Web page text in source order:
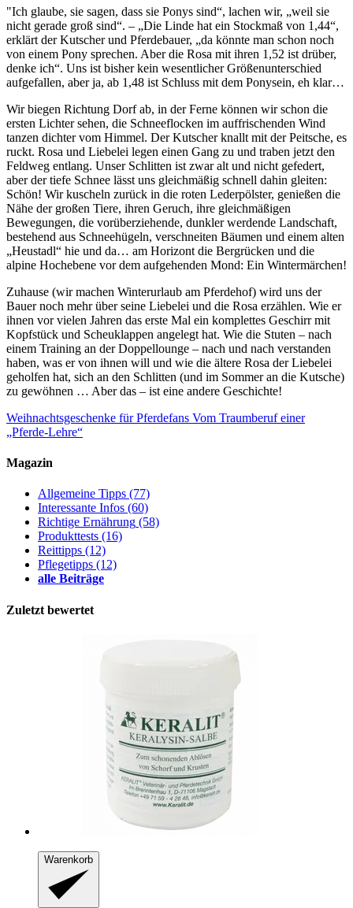
"Ich glaube, sie sagen, dass sie Ponys sind“, lachen wir, „weil sie
nicht gerade groß sind“. – „Die Linde hat ein Stockmaß von 1,44“,
erklärt der Kutscher und Pferdebauer, „da könnte man schon noch
von einem Pony sprechen. Aber die Rosa mit ihren 1,52 ist drüber,
denke ich“. Uns ist bisher kein wesentlicher Größenunterschied
aufgefallen, aber ja, ab 1,48 ist Schluss mit dem Ponysein, eh klar…
Wir biegen Richtung Dorf ab, in der Ferne können wir schon die
ersten Lichter sehen, die Schneeflocken im auffrischenden Wind
tanzen dichter vom Himmel. Der Kutscher knallt mit der Peitsche, es
ruckt. Rosa und Liebelei legen einen Gang zu und traben jetzt den
Feldweg entlang. Unser Schlitten ist zwar alt und nicht gefedert,
aber der tiefe Schnee lässt uns gleichmäßig schnell dahin gleiten:
Schön! Wir kuscheln zurück in die roten Lederpölster, genießen die
Nähe der großen Tiere, ihren Geruch, ihre gleichmäßigen
Bewegungen, die vorüberziehende, dunkler werdende Landschaft,
bestehend aus Schneehügeln, verschneiten Bäumen und einem alten
„Heustadl“ hie und da… am Horizont die Bergrücken und die
alpine Hochebene vor dem aufgehenden Mond: Ein Wintermärchen!
Zuhause (wir machen Winterurlaub am Pferdehof) wird uns der
Bauer noch mehr über seine Liebelei und die Rosa erzählen. Wie er
ihnen vor vielen Jahren das erste Mal ein komplettes Geschirr mit
Kopfstück und Scheuklappen angelegt hat. Wie die Stuten – nach
einem Training an der Doppellounge – nach und nach verstanden
haben, was er von ihnen will und wie die ältere Rosa der Liebelei
geholfen hat, sich an den Schlitten (und im Sommer an die Kutsche)
zu gewöhnen … Aber das – ist eine andere Geschichte!
Weihnachtsgeschenke für Pferdefans Vom Traumberuf einer
„Pferde-Lehre“
Magazin
Allgemeine Tipps (77)
Interessante Infos (60)
Richtige Ernährung (58)
Produkttests (16)
Reittipps (12)
Pflegetipps (12)
alle Beiträge
Zuletzt bewertet
Warenkorb